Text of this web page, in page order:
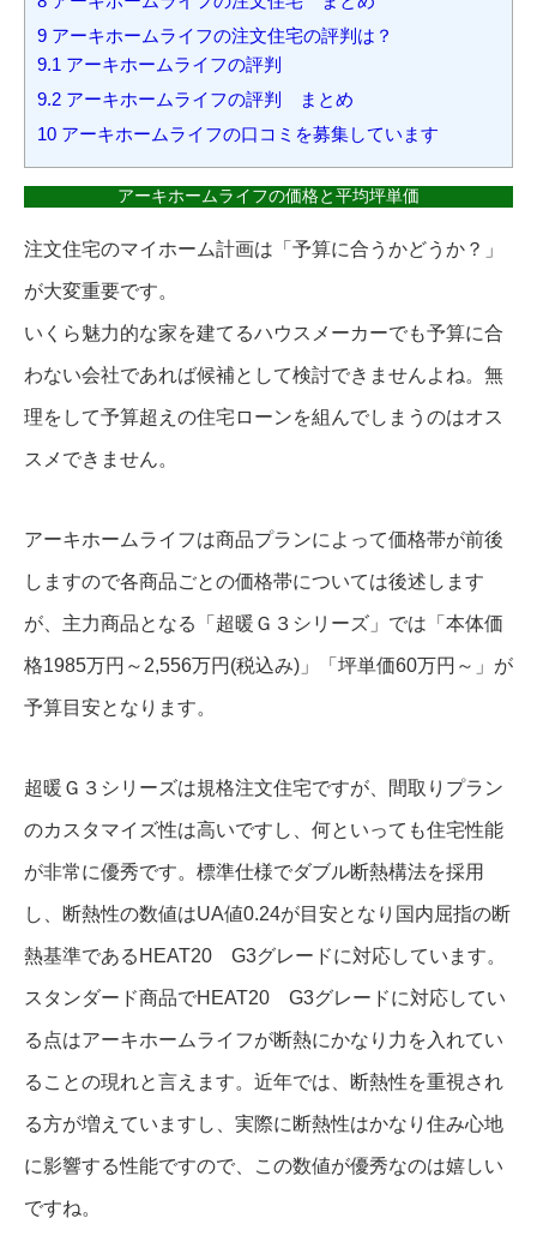
9 アーキホームライフの注文住宅の評判は？
9.1 アーキホームライフの評判
9.2 アーキホームライフの評判 まとめ
10 アーキホームライフの口コミを募集しています
アーキホームライフの価格と平均坪単価
注文住宅のマイホーム計画は「予算に合うかどうか？」
が大変重要です。
いくら魅力的な家を建てるハウスメーカーでも予算に合
わない会社であれば候補として検討できませんよね。無
理をして予算超えの住宅ローンを組んでしまうのはオス
スメできません。
アーキホームライフは商品プランによって価格帯が前後
しますので各商品ごとの価格帯については後述します
が、主力商品となる「超暖Ｇ３シリーズ」では「本体価
格1985万円～2,556万円(税込み)」「坪単価60万円～」が
予算目安となります。
超暖Ｇ３シリーズは規格注文住宅ですが、間取りプラン
のカスタマイズ性は高いですし、何といっても住宅性能
が非常に優秀です。標準仕様でダブル断熱構法を採用
し、断熱性の数値はUA値0.24が目安となり国内屈指の断
熱基準であるHEAT20 G3グレードに対応しています。
スタンダード商品でHEAT20 G3グレードに対応してい
る点はアーキホームライフが断熱にかなり力を入れてい
ることの現れと言えます。近年では、断熱性を重視され
る方が増えていますし、実際に断熱性はかなり住み心地
に影響する性能ですので、この数値が優秀なのは嬉しい
ですね。